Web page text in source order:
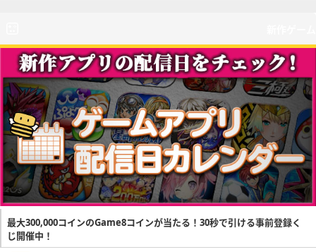
最大300,000コインのGame8コインが当たる！30秒で引ける事前登録く
じ開催中！